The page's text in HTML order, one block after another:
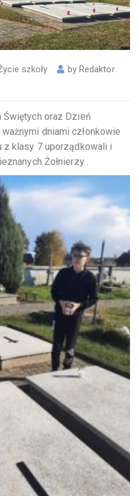
szkoły by Redaktor
oraz Dzień
dniami członkowie
z klasy 7 uporządkowali i
Żołnierzy .